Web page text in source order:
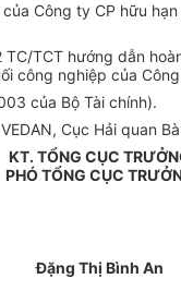
Công ty CP hữu
TCT hướng dẫn
công nghiệp của
của Bộ Tài chính).
Cục Hải quan
KT. TỔNG CỤC
PHÓ TỔNG CỤC
Đặng Thị Bình An